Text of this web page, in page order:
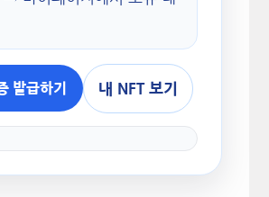
발급하기 내 NFT 보기